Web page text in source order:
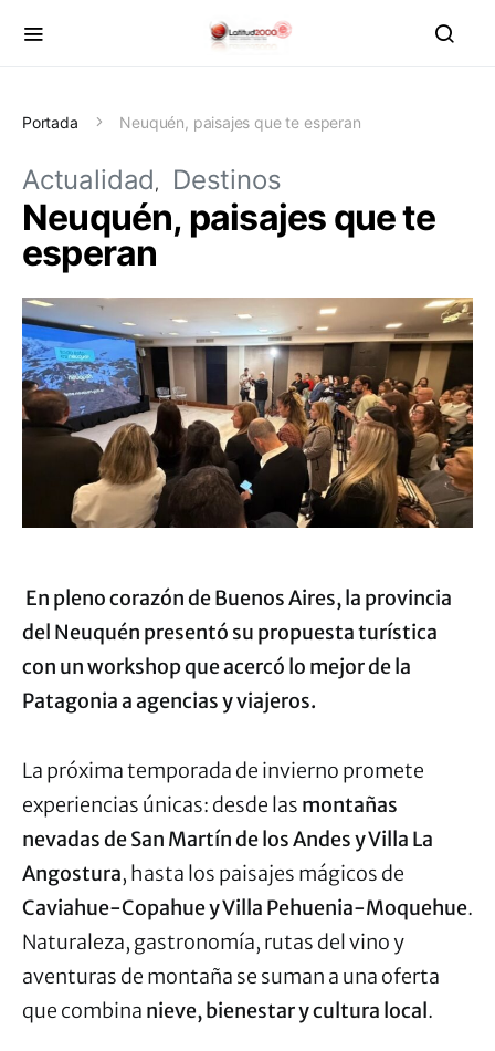
Portada Neuquén, paisajes que te esperan
Actualidad Destinos
Neuquén, paisajes que te
esperan
En pleno corazón de Buenos Aires, la provincia
del Neuquén presentó su propuesta turística
con un workshop que acercó lo mejor de la
Patagonia a agencias y viajeros.
La próxima temporada de invierno promete
experiencias únicas: desde las montañas
nevadas de San Martín de los Andes y Villa La
Angostura, hasta los paisajes mágicos de
Caviahue-Copahue y Villa Pehuenia-Moquehue.
Naturaleza, gastronomía, rutas del vino y
aventuras de montaña se suman a una oferta
que combina nieve, bienestar y cultura local.